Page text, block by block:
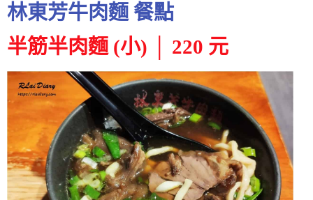
林東芳牛肉麵 餐點
半筋半肉麵 (小) │ 220 元